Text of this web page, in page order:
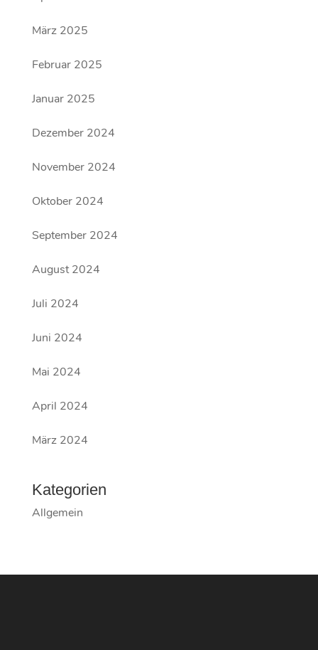
März 2025
Februar 2025
Januar 2025
Dezember 2024
November 2024
Oktober 2024
September 2024
August 2024
Juli 2024
Juni 2024
Mai 2024
April 2024
März 2024
Kategorien
Allgemein